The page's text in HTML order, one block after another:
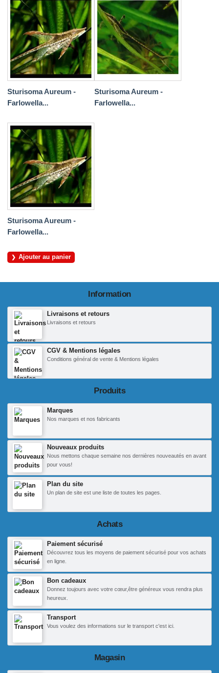
Sturisoma Aureum -
Farlowella...
Sturisoma Aureum -
Farlowella...
Sturisoma Aureum -
Farlowella...
Ajouter au panier
Information
Livraisons et retours
Livraisons et retours
CGV & Mentions légales
Conditions général de vente & Mentions légales
Produits
Marques
Nos marques et nos fabricants
Nouveaux produits
Nous mettons chaque semaine nos dernières nouveautés en avant
pour vous!
Plan du site
Un plan de site est une liste de toutes les pages.
Achats
Paiement sécurisé
Découvrez tous les moyens de paiement sécurisé pour vos achats
en ligne.
Bon cadeaux
Donnez toujours avec votre cœur,être généreux vous rendra plus
heureux.
Transport
Vous voulez des informations sur le transport c'est ici.
Magasin